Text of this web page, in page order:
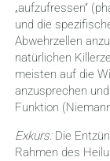
„aufzufressen“
und die
Abwehrzellen
natürlichen
meisten auf die
anzusprechen
Funktion
Exkurs: Die
Rahmen des